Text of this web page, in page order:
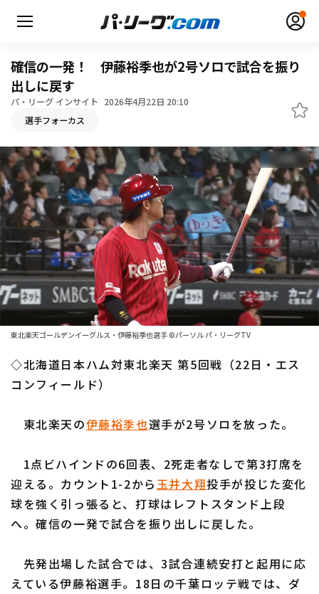
HOME
動画
日程・結果
順位表･成績
1軍公式戦
ファーム東地区
ファーム西地区
選手名鑑
選手名鑑トップ
北海道日本ハムファイターズ
東北楽天ゴールデンイーグルス
埼玉西武ライオンズ
千葉ロッテマリーンズ
オリックス・バファローズ
福岡ソフトバンクホークス
ニュース
確信の一発！ 伊藤裕季也が2号ソロで試合を振り
出しに戻す
パ・リーグ インサイト 2026年4月22日 20:10
選手フォーカス
東北楽天ゴールデンイーグルス・伊藤裕季也選手 ©パーソル パ・リーグTV
◇北海道日本ハム対東北楽天 第5回戦（22日・エス
コンフィールド）
東北楽天の伊藤裕季也選手が2号ソロを放った。
1点ビハインドの6回表、2死走者なしで第3打席を
迎える。カウント1-2から玉井大翔投手が投じた変化
球を強く引っ張ると、打球はレフトスタンド上段
へ。確信の一発で試合を振り出しに戻した。
先発出場した試合では、3試合連続安打と起用に応
えている伊藤裕選手。18日の千葉ロッテ戦では、ダ